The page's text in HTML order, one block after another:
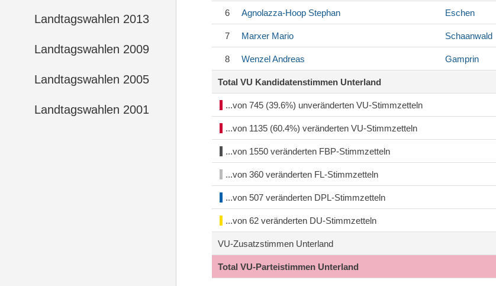
Landtagswahlen 2013
Landtagswahlen 2009
Landtagswahlen 2005
Landtagswahlen 2001
6 Agnolazza-Hoop Stephan Eschen
7 Marxer Mario Schaanwald
8 WenzelAndreas Gamprin
Total VU Kandidatenstimmen Unterland
...von 745 (39.6%) unveränderten VU-Stimmzetteln
...von 1135 (60.4%) veränderten VU-Stimmzetteln
...von 1550 veränderten FBP-Stimmzetteln
...von 360 veränderten FL-Stimmzetteln
...von 507 veränderten DPL-Stimmzetteln
...von 62 veränderten DU-Stimmzetteln
VU-Zusatzstimmen Unterland
Total VU-Parteistimmen Unterland